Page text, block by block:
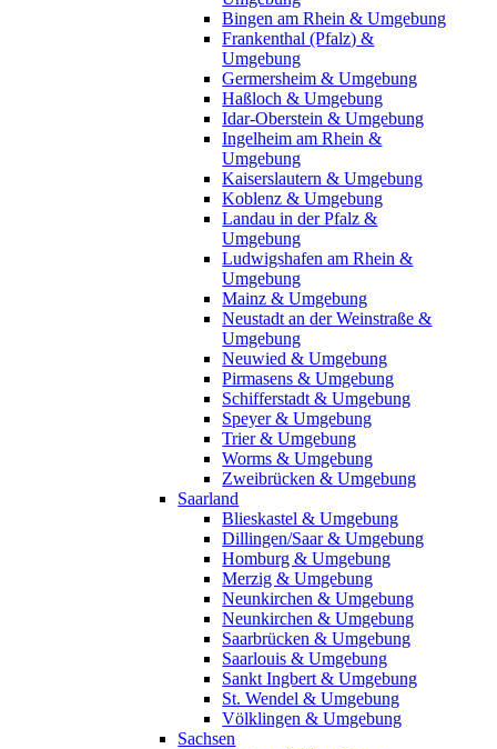
Bingen am Rhein & Umgebung
Frankenthal (Pfalz) &
Umgebung
Germersheim & Umgebung
Haßloch & Umgebung
Idar-Oberstein & Umgebung
Ingelheim am Rhein &
Umgebung
Kaiserslautern & Umgebung
Koblenz & Umgebung
Landau in der Pfalz &
Umgebung
Ludwigshafen am Rhein &
Umgebung
Mainz & Umgebung
Neustadt an der Weinstraße &
Umgebung
Neuwied & Umgebung
Pirmasens & Umgebung
Schifferstadt & Umgebung
Speyer & Umgebung
Trier & Umgebung
Worms & Umgebung
Zweibrücken & Umgebung
Saarland
Blieskastel & Umgebung
Dillingen/Saar & Umgebung
Homburg & Umgebung
Merzig & Umgebung
Neunkirchen & Umgebung
Neunkirchen & Umgebung
Saarbrücken & Umgebung
Saarlouis & Umgebung
Sankt Ingbert & Umgebung
St. Wendel & Umgebung
Völklingen & Umgebung
Sachsen